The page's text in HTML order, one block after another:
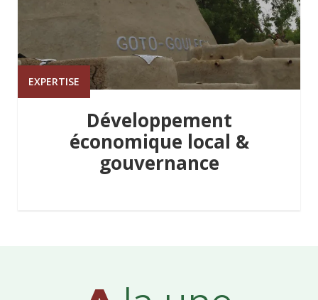
EXPERTISE
Développement
économique local &
gouvernance